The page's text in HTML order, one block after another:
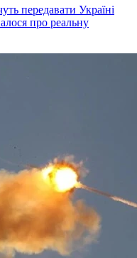
передавати Україні
про реальну